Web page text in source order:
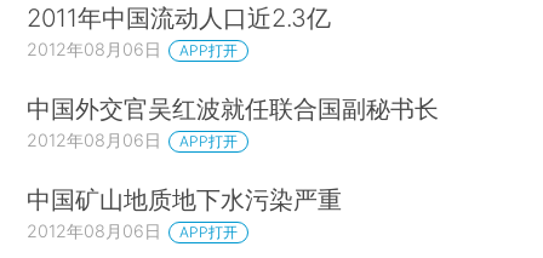
2011年中国流动人口近2.3亿
2012年08月06日 APP打开
中国外交官吴红波就任联合国副秘书长
2012年08月06日 APP打开
中国矿山地质地下水污染严重
2012年08月06日 APP打开